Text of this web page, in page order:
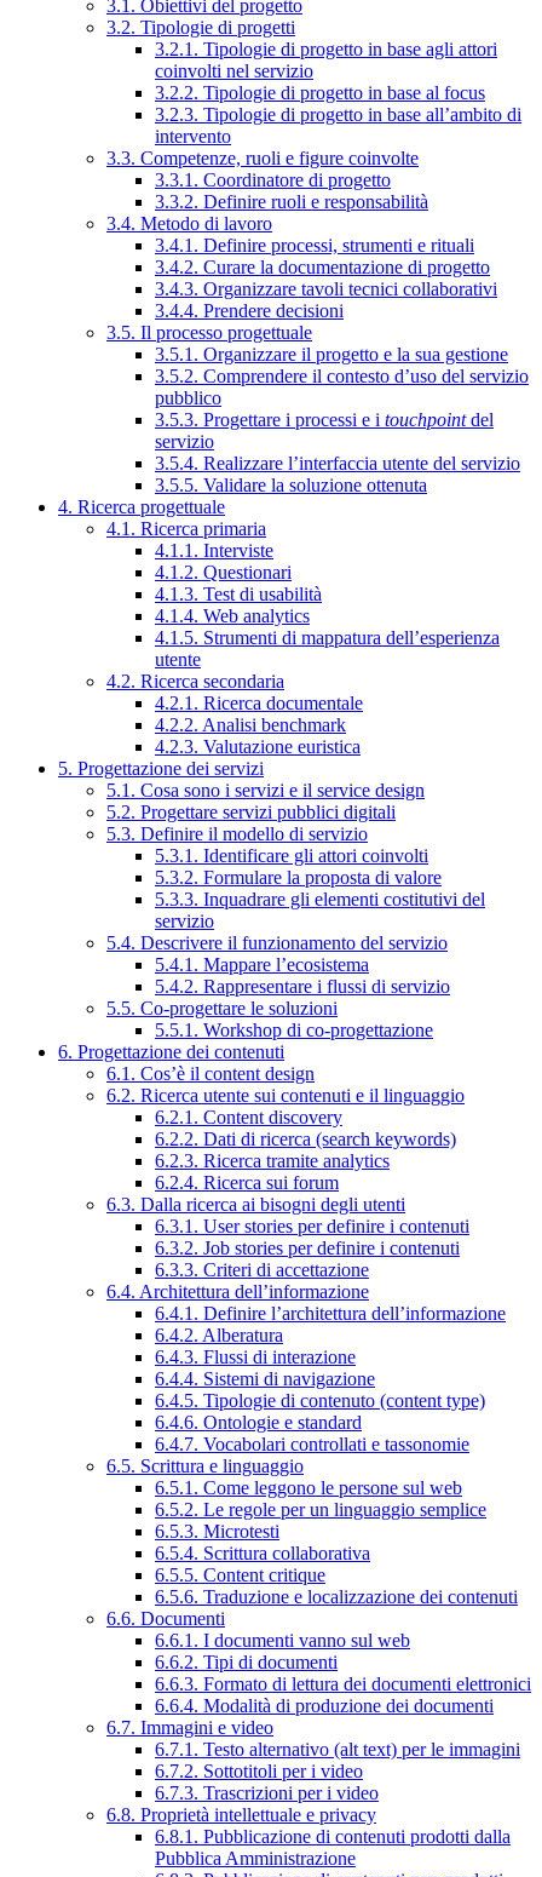
3.1. Obiettivi del progetto
3.2. Tipologie di progetti
3.2.1. Tipologie di progetto in base agli attori
coinvolti nel servizio
3.2.2. Tipologie di progetto in base al focus
3.2.3. Tipologie di progetto in base all’ambito di
intervento
3.3. Competenze, ruoli e figure coinvolte
3.3.1. Coordinatore di progetto
3.3.2. Definire ruoli e responsabilità
3.4. Metodo di lavoro
3.4.1. Definire processi, strumenti e rituali
3.4.2. Curare la documentazione di progetto
3.4.3. Organizzare tavoli tecnici collaborativi
3.4.4. Prendere decisioni
3.5. Il processo progettuale
3.5.1. Organizzare il progetto e la sua gestione
3.5.2. Comprendere il contesto d’uso del servizio
pubblico
3.5.3. Progettare i processi e i touchpointdel
servizio
3.5.4. Realizzare l’interfaccia utente del servizio
3.5.5. Validare la soluzione ottenuta
4. Ricerca progettuale
4.1. Ricerca primaria
4.1.1. Interviste
4.1.2. Questionari
4.1.3. Test di usabilità
4.1.4. Web analytics
4.1.5. Strumenti di mappatura dell’esperienza
utente
4.2. Ricerca secondaria
4.2.1. Ricerca documentale
4.2.2. Analisi benchmark
4.2.3. Valutazione euristica
5. Progettazione dei servizi
5.1. Cosa sono i servizi e il service design
5.2. Progettare servizi pubblici digitali
5.3. Definire il modello di servizio
5.3.1. Identificare gli attori coinvolti
5.3.2. Formulare la proposta di valore
5.3.3. Inquadrare gli elementi costitutivi del
servizio
5.4. Descrivere il funzionamento del servizio
5.4.1. Mappare l’ecosistema
5.4.2. Rappresentare i flussi di servizio
5.5. Co-progettare le soluzioni
5.5.1. Workshop di co-progettazione
6. Progettazione dei contenuti
6.1. Cos’è il content design
6.2. Ricerca utente sui contenuti e il linguaggio
6.2.1. Content discovery
6.2.2. Dati di ricerca (search keywords)
6.2.3. Ricerca tramite analytics
6.2.4. Ricerca sui forum
6.3. Dalla ricerca ai bisogni degli utenti
6.3.1. User stories per definire i contenuti
6.3.2. Job stories per definire i contenuti
6.3.3. Criteri di accettazione
6.4. Architettura dell’informazione
6.4.1. Definire l’architettura dell’informazione
6.4.2. Alberatura
6.4.3. Flussi di interazione
6.4.4. Sistemi di navigazione
6.4.5. Tipologie di contenuto (content type)
6.4.6. Ontologie e standard
6.4.7. Vocabolari controllati e tassonomie
6.5. Scrittura e linguaggio
6.5.1. Come leggono le persone sul web
6.5.2. Le regole per un linguaggio semplice
6.5.3. Microtesti
6.5.4. Scrittura collaborativa
6.5.5. Content critique
6.5.6. Traduzione e localizzazione dei contenuti
6.6. Documenti
6.6.1. I documenti vanno sul web
6.6.2. Tipi di documenti
6.6.3. Formato di lettura dei documenti elettronici
6.6.4. Modalità di produzione dei documenti
6.7. Immagini e video
6.7.1. Testo alternativo (alt text) per le immagini
6.7.2. Sottotitoli per i video
6.7.3. Trascrizioni per i video
6.8. Proprietà intellettuale e privacy
6.8.1. Pubblicazione di contenuti prodotti dalla
Pubblica Amministrazione